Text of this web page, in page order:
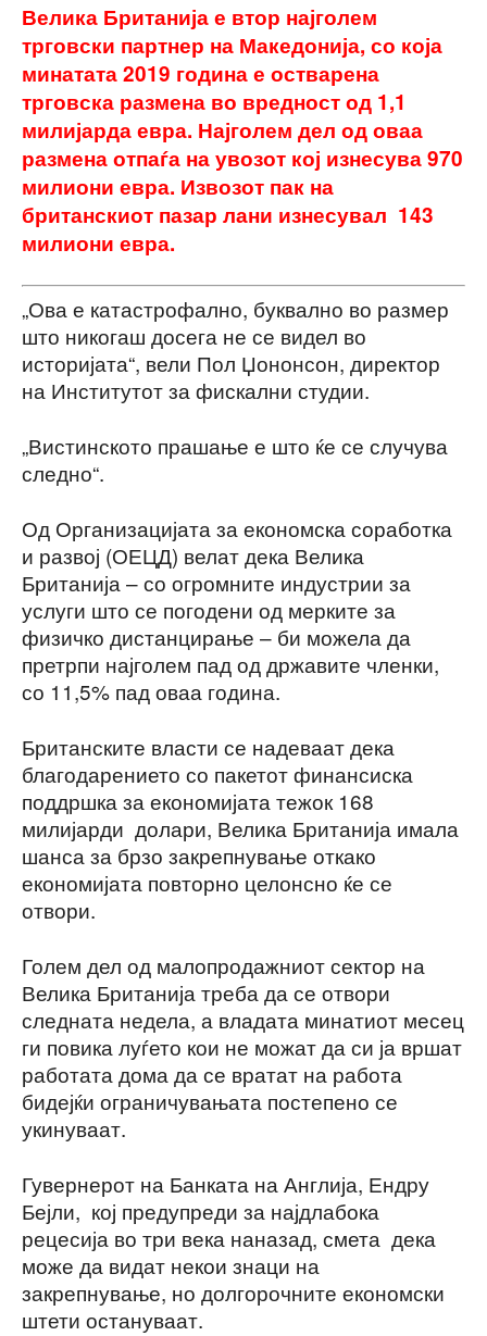
Велика Британија е втор најголем
трговски партнер на Македонија, со која
минатата 2019 година е остварена
трговска размена во вредност од 1,1
милијарда евра. Најголем дел од оваа
размена отпаѓа на увозот кој изнесува 970
милиони евра. Извозот пак на
британскиот пазар лани изнесувал 143
милиони евра.
„Ова е катастрофално, буквално во размер
што никогаш досега не се видел во
историјата“, вели Пол Џононсон, директор
на Институтот за фискални студии.
„Вистинското прашање е што ќе се случува
следно“.
Од Организацијата за економска соработка
и развој (ОЕЦД) велат дека Велика
Британија – со огромните индустрии за
услуги што се погодени од мерките за
физичко дистанцирање – би можела да
претрпи најголем пад од државите членки,
со 11,5% пад оваа година.
Британските власти се надеваат дека
благодарението со пакетот финансиска
поддршка за економијата тежок 168
милијарди долари, Велика Британија имала
шанса за брзо закрепнување откако
економијата повторно целонсно ќе се
отвори.
Голем дел од малопродажниот сектор на
Велика Британија треба да се отвори
следната недела, а владата минатиот месец
ги повика луѓето кои не можат да си ја вршат
работата дома да се вратат на работа
бидејќи ограничувањата постепено се
укинуваат.
Гувернерот на Банката на Англија, Ендру
Бејли, кој предупреди за најдлабока
рецесија во три века наназад, смета дека
може да видат некои знаци на
закрепнување, но долгорочните економски
штети остануваат.